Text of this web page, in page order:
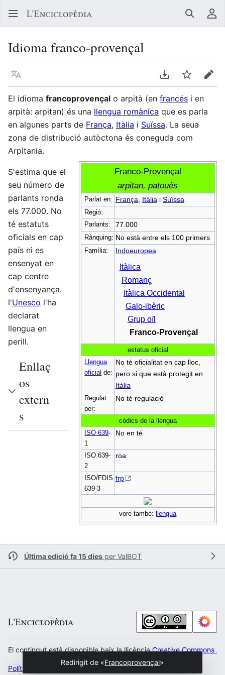
Buscar
Idioma franco-provençal
Llegir en un atre idioma Descarregar en
Vigilar
El idioma francoprovençal o arpità (en francés i en
arpità: arpitan) és una llengua romànica que es parla
en algunes parts de França, Itàlia i Suïssa. La seua
zona de distribució autòctona és coneguda com
Arpitania.
Franco-Provençal
arpitan, patouès
Parlat en: França Itàlia i Suïssa
Regió:
Parlants:
77.000
Rànquing: No està entre els 100 primers
Família: Indoeuropea
Itàlica
Romanç
Itàlica Occidental
Galo-ibèric
Grup oïl
Franco-Provençal
estatus oficial
Llengua
oficial de:
No té oficialitat en cap lloc,
pero si que està protegit en
Itàlia
Regulat
per:
No té regulació
còdics de la llengua
ISO 639-
1
No en té
ISO 639-
2
roa
ISO/FDIS
639-3
frp
vore també: llengua
S'estima que el
seu número de
parlants ronda
els 77.000. No
té estatuts
oficials en cap
país ni es
ensenyat en
cap centre
d'ensenyança.
l'Unesco l'ha
declarat
llengua en
perill.
Enllaç
os
extern
s
Última edició fa 15 díes per ValBOT
El contingut està disponible baix la llicènciaCreative Commons
Política de privacitat Escritori
Redirigit de «Francoprovençal»